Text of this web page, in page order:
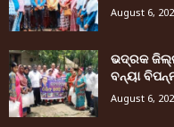
August 6,
ଭଦ୍ରକ
ବନ୍ୟା
August 6,